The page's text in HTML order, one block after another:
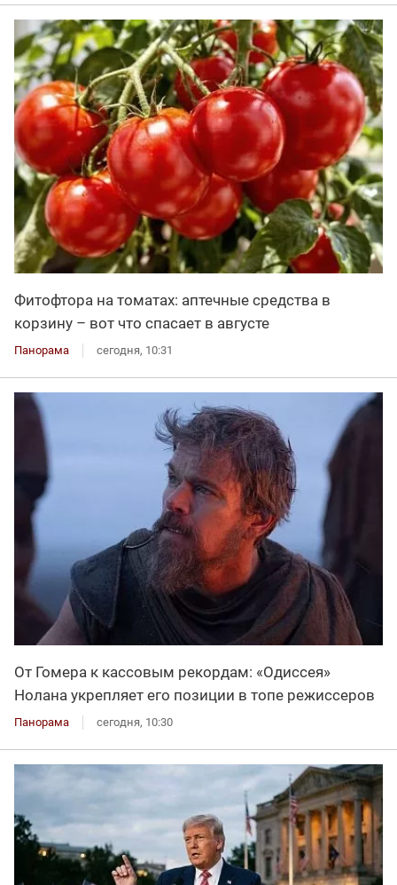
Фитофтора на томатах: аптечные средства в
корзину – вот что спасает в августе
Панорама сегодня, 10:31
От Гомера к кассовым рекордам: «Одиссея»
Нолана укрепляет его позиции в топе режиссеров
Панорама сегодня, 10:30